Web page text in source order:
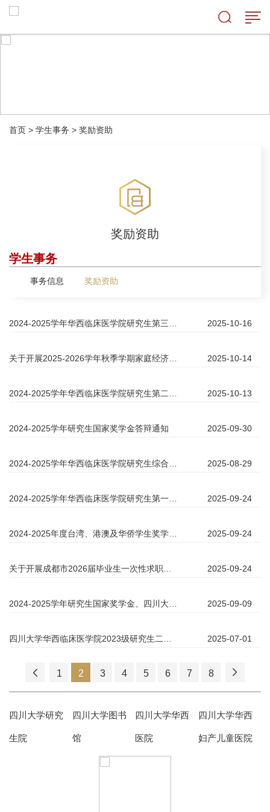
首页 > 学生事务 > 奖励资助
奖励资助
学生事务
事务信息 奖励资助
2025-10-16
2025-10-14
2025-10-13
2024-2025学年研究生国家奖学金答辩通知 2025-09-30
2025-08-29
2025-09-24
2025-09-24
2025-09-24
2025-09-09
2025-07-01
1 2 3 4 5 6 7 8
四川大学研究
生院
四川大学图书
馆
四川大学华西
医院
四川大学华西
妇产儿童医院